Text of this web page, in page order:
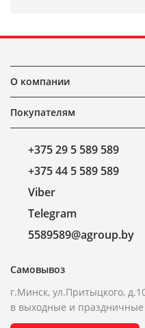
О компании
Покупателям
+375 29 5 589 589
+375 44 5 589 589
Viber
Telegram
5589589@agroup.by
Самовывоз
г.Минск, ул.Притыцкого,
в выходные и праздничные